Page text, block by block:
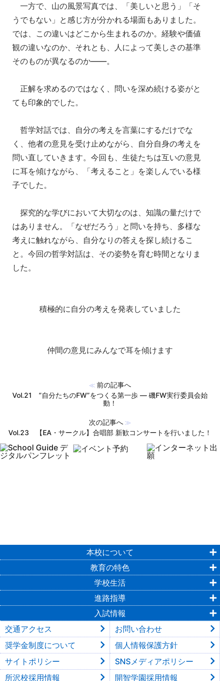
一方で、山の風景写真では、「美しいと思う」「そ
うでもない」と感じ方が分かれる場面もありました。
では、この違いはどこから生まれるのか。経験や価値
観の違いなのか、それとも、人によって美しさの基準
そのものが異なるのか——。
正解を求めるのではなく、問いを深め続ける姿がと
ても印象的でした。
哲学対話では、自分の考えを言葉にするだけでな
く、他者の意見を受け止めながら、自分自身の考えを
問い直していきます。今回も、生徒たちは互いの意見
に耳を傾けながら、「考えること」を楽しんでいる様
子でした。
探究的な学びにおいて大切なのは、知識の量だけで
はありません。「なぜだろう」と問いを持ち、多様な
考えに触れながら、自分なりの答えを探し続けるこ
と。今回の哲学対話は、その姿勢を育む時間となりま
した。
積極的に自分の考えを発表していました
仲間の意見にみんなで耳を傾けます
≪ 前の記事へ
Vol.21 “自分たちのFW”をつくる第一歩 ― 磯FW実行委員会始
動！
次の記事へ ≫
Vol.23 【EA・サークル】合唱部 新歓コンサートを行いました！
本校について
教育の特色
学校生活
進路指導
入試情報
交通アクセス
お問い合わせ
奨学金制度について
個人情報保護方針
サイトポリシー
SNSメディアポリシー
所沢校採用情報
開智学園採用情報